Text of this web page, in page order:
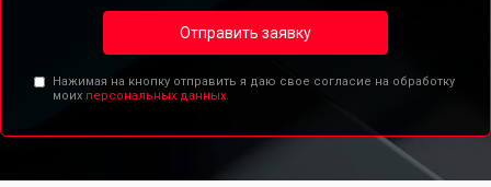
Отправить заявку
Нажимая на кнопку отправить я даю свое согласие на обработку
моих персональных данных.